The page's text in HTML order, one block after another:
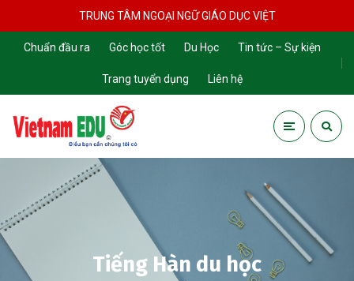
TRUNG TÂM NGOẠI NGỮ GIÁO DỤC VIỆT
Chuẩn đầu ra Góc học tốt Du Học Tin tức – Sự kiện
Trang tuyển dụng Liên hệ
Tiếng Hàn du học